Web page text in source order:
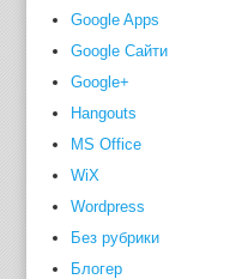
Google Apps
Google Сайти
Google+
Hangouts
MS Office
WiX
Wordpress
Без рубрики
Блогер